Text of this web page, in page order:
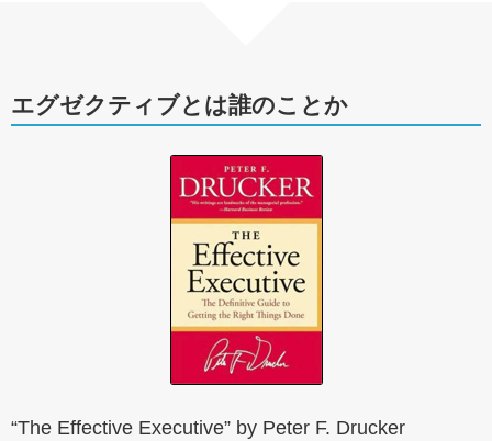
エグゼクティブとは誰のことか
“The Effective Executive” by Peter F. Drucker